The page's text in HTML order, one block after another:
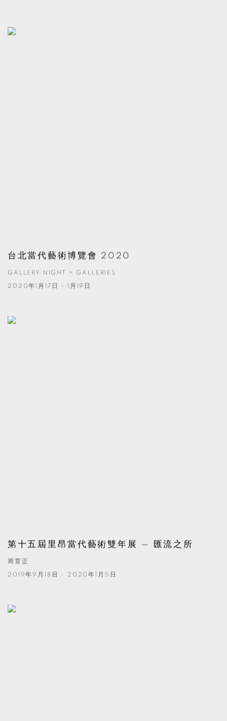
台北當代藝術博覽會 2020
GALLERY NIGHT + GALLERIES
2020年1月17日 - 1月19日
第十五屆里昂當代藝術雙年展 — 匯流之所
周育正
2019年9月18日 - 2020年1月5日